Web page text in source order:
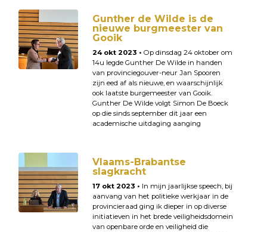
Gunther de Wilde is de
nieuwe burgmeester van
Gooik
24 okt 2023 • Op dinsdag 24 oktober om
14u legde Gunther De Wilde in handen
van provinciegouver-neur Jan Spooren
zijn eed af als nieuwe, en waarschijnlijk
ook laatste burgemeester van Gooik.
Gunther De Wilde volgt Simon De Boeck
op die sinds september dit jaar een
academische uitdaging aanging
Vlaams-Brabantse
slagkracht
17 okt 2023 • In mijn jaarlijkse speech, bij
aanvang van het politieke werkjaar in de
provincieraad ging ik dieper in op diverse
initiatieven in het brede veiligheidsdomein
van openbare orde en veiligheid die